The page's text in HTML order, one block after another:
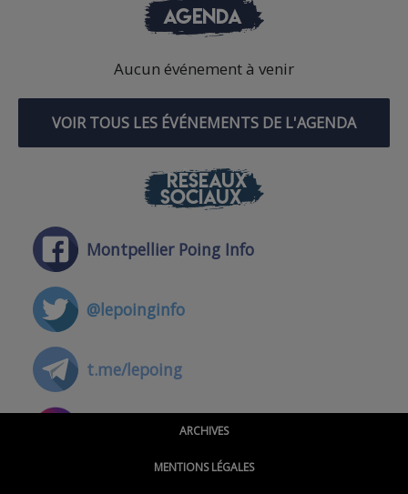
AGENDA
Aucun événement à venir
VOIR TOUS LES ÉVÉNEMENTS DE L'AGENDA
RÉSEAUX
SOCIAUX
Montpellier Poing Info
@lepoinginfo
t.me/lepoing
@montpellierpoinginfo
ARCHIVES
MENTIONS LÉGALES